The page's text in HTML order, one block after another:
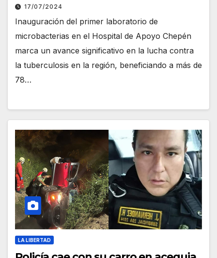
17/07/2024
Inauguración del primer laboratorio de
microbacterias en el Hospital de Apoyo Chepén
marca un avance significativo en la lucha contra
la tuberculosis en la región, beneficiando a más de
78…
LA LIBERTAD